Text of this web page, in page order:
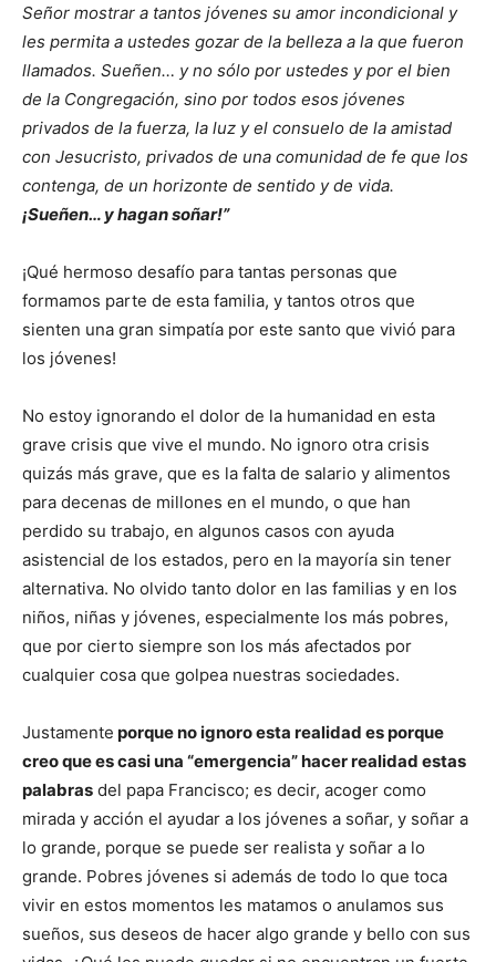
Señor mostrar a tantos jóvenes su amor incondicional y
les permita a ustedes gozar de la belleza a la que fueron
llamados. Sueñen… y no sólo por ustedes y por el bien
de la Congregación, sino por todos esos jóvenes
privados de la fuerza, la luz y el consuelo de la amistad
con Jesucristo, privados de una comunidad de fe que los
contenga, de un horizonte de sentido y de vida.
¡Sueñen… y hagan soñar!”
¡Qué hermoso desafío para tantas personas que
formamos parte de esta familia, y tantos otros que
sienten una gran simpatía por este santo que vivió para
los jóvenes!
No estoy ignorando el dolor de la humanidad en esta
grave crisis que vive el mundo. No ignoro otra crisis
quizás más grave, que es la falta de salario y alimentos
para decenas de millones en el mundo, o que han
perdido su trabajo, en algunos casos con ayuda
asistencial de los estados, pero en la mayoría sin tener
alternativa. No olvido tanto dolor en las familias y en los
niños, niñas y jóvenes, especialmente los más pobres,
que por cierto siempre son los más afectados por
cualquier cosa que golpea nuestras sociedades.
Justamente porque no ignoro esta realidad es porque
creo que es casi una “emergencia” hacer realidad estas
palabras del papa Francisco; es decir, acoger como
mirada y acción el ayudar a los jóvenes a soñar, y soñar a
lo grande, porque se puede ser realista y soñar a lo
grande. Pobres jóvenes si además de todo lo que toca
vivir en estos momentos les matamos o anulamos sus
sueños, sus deseos de hacer algo grande y bello con sus